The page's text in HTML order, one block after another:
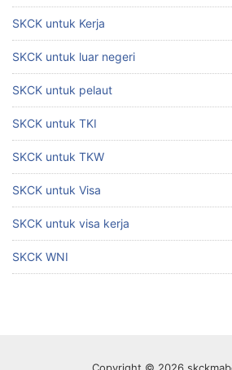
SKCK untuk Kerja
SKCK untuk luar negeri
SKCK untuk pelaut
SKCK untuk TKI
SKCK untuk TKW
SKCK untuk Visa
SKCK untuk visa kerja
SKCK WNI
Copyright © 2026